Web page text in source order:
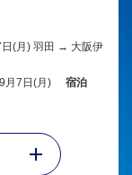
(月) 羽田 → 大阪伊
9月7日(月)
宿泊